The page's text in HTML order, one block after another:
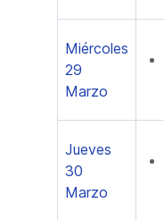
Miércoles
29
Marzo
Jueves
30
Marzo